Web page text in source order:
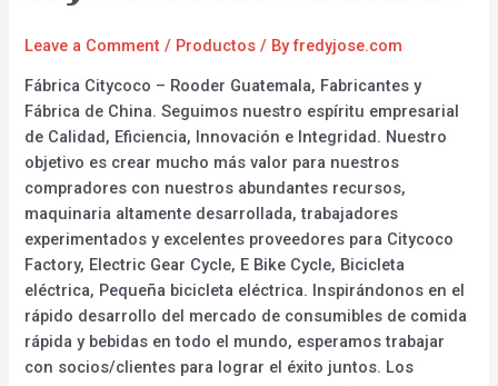
Leave a Comment / Productos / Byfredyjose.com
Fábrica Citycoco – Rooder Guatemala, Fabricantes y
Fábrica de China. Seguimos nuestro espíritu empresarial
de Calidad, Eficiencia, Innovación e Integridad. Nuestro
objetivo es crear mucho más valor para nuestros
compradores con nuestros abundantes recursos,
maquinaria altamente desarrollada, trabajadores
experimentados y excelentes proveedores para Citycoco
Factory, Electric Gear Cycle, E Bike Cycle, Bicicleta
eléctrica, Pequeña bicicleta eléctrica. Inspirándonos en el
rápido desarrollo del mercado de consumibles de comida
rápida y bebidas en todo el mundo, esperamos trabajar
con socios/clientes para lograr el éxito juntos. Los